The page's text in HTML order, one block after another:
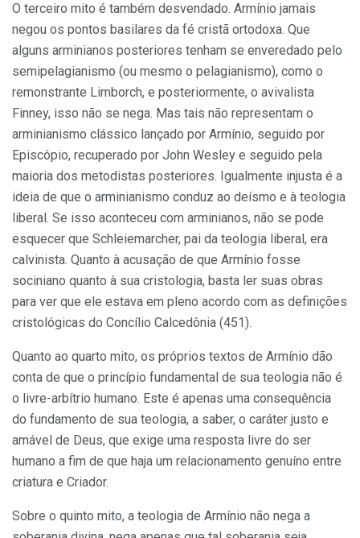
O terceiro mito é também desvendado. Armínio jamais
negou os pontos basilares da fé cristã ortodoxa. Que
alguns arminianos posteriores tenham se enveredado pelo
semipelagianismo (ou mesmo o pelagianismo), como o
remonstrante Limborch, e posteriormente, o avivalista
Finney, isso não se nega. Mas tais não representam o
arminianismo clássico lançado por Armínio, seguido por
Episcópio, recuperado por John Wesley e seguido pela
maioria dos metodistas posteriores. Igualmente injusta é a
ideia de que o arminianismo conduz ao deísmo e à teologia
liberal. Se isso aconteceu com arminianos, não se pode
esquecer que Schleiemarcher, pai da teologia liberal, era
calvinista. Quanto à acusação de que Armínio fosse
sociniano quanto à sua cristologia, basta ler suas obras
para ver que ele estava em pleno acordo com as definições
cristológicas do Concílio Calcedônia (451).
Quanto ao quarto mito, os próprios textos de Armínio dão
conta de que o princípio fundamental de sua teologia não é
o livre-arbítrio humano. Este é apenas uma consequência
do fundamento de sua teologia, a saber, o caráter justo e
amável de Deus, que exige uma resposta livre do ser
humano a fim de que haja um relacionamento genuíno entre
criatura e Criador.
Sobre o quinto mito, a teologia de Armínio não nega a